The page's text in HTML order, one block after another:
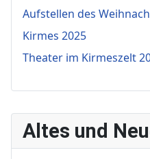
Altes und
Aufstellen des
Kirmes 2025
Theater im Kirmeszelt